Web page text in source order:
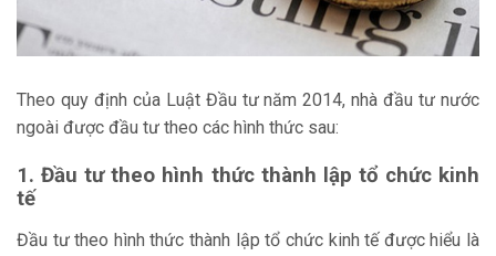
Theo quy định của Luật Đầu tư năm 2014, nhà đầu tư nước
ngoài được đầu tư theo các hình thức sau:
1. Đầu tư theo hình thức thành lập tổ chức kinh
tế
Đầu tư theo hình thức thành lập tổ chức kinh tế được hiểu là